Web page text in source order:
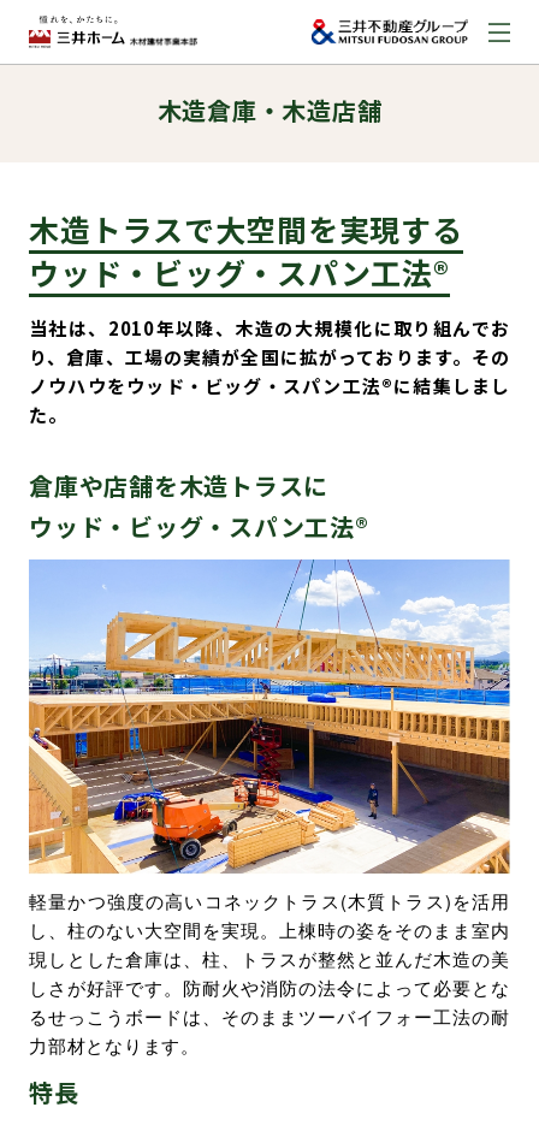
お問い合わせ
事業本部案内
事業内容
建築実例
取扱商品
環境・社会への取り組み
モッケン便り
トピックス一覧
イベントレポート一覧
木造倉庫・木造店舗
木造トラスで大空間を実現する
ウッド・ビッグ・スパン工法®
当社は、2010年以降、木造の大規模化に取り組んでお
り、倉庫、工場の実績が全国に拡がっております。その
ノウハウをウッド・ビッグ・スパン工法®に結集しまし
た。
倉庫や店舗を木造トラスに
ウッド・ビッグ・スパン工法®
軽量かつ強度の高いコネックトラス(木質トラス)を活用
し、柱のない大空間を実現。上棟時の姿をそのまま室内
現しとした倉庫は、柱、トラスが整然と並んだ木造の美
しさが好評です。防耐火や消防の法令によって必要とな
るせっこうボードは、そのままツーバイフォー工法の耐
力部材となります。
特長